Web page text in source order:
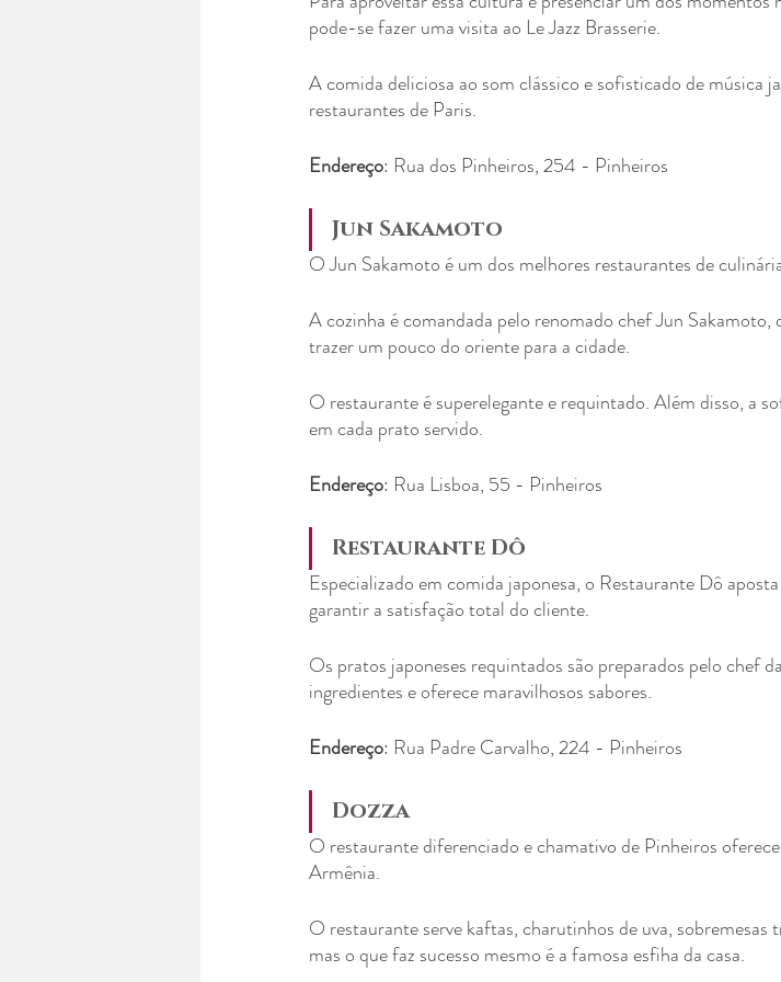
pode-se fazer uma visita ao Le Jazz Brasserie.
A comida deliciosa ao som clássico e sofisticado de música
restaurantes de Paris.
Endereço: ​Rua dos Pinheiros, 254 - Pinheiros
Jun Sakamoto
O Jun Sakamoto é um dos melhores restaurantes de
A cozinha é comandada pelo renomado chef Jun
trazer um pouco do oriente para a cidade.
O restaurante é superelegante e requintado. Além disso, a
em cada prato servido.
Endereço: Rua Lisboa, 55 - Pinheiros
Restaurante Dô
Especializado em comida japonesa, o Restaurante Dô
garantir a satisfação total do cliente.
Os pratos japoneses requintados são preparados pelo chef
ingredientes e oferece maravilhosos sabores.
Endereço: Rua Padre Carvalho, 224 - Pinheiros
Dozza
O restaurante diferenciado e chamativo de Pinheiros
Armênia.
O restaurante serve kaftas, charutinhos de uva, sobremesas
mas o que faz sucesso mesmo é a famosa esfiha da casa.